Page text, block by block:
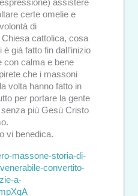
assistere
certe omelie e
di
cattolica, cosa
già fatto fin dall’inizio
con calma e bene
che i massoni
volta hanno fatto in
per portare la gente
più Gesù Cristo
vi benedica.
massone-storia-di-
convertito-
a-